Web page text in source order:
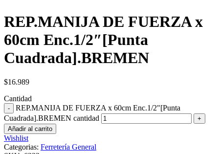
REP.MANIJA DE FUERZA x
60cm Enc.1/2″[Punta
Cuadrada].BREMEN
$16.989
Cantidad
REP.MANIJA DE FUERZA x 60cm Enc.1/2"[Punta
Cuadrada].BREMEN cantidad
Añadir al carrito
Wishlist
Categorias: Ferretería General